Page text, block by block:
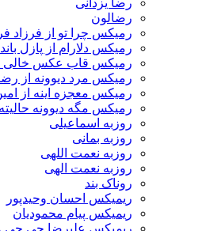
رضا یزدانی
رضالون
رمیکس چرا تو از فرزاد
رمیکس دلارام از پازل
رمیکس قاب عکس خالی
رمیکس مرد دیوونه از
رمیکس معجزه اینه از
رمیکس مگه دیوونه
روزبه اسماعیلی
روزبه بمانی
روزبه نعمت اللهی
روزبه نعمت الهی
روناک بند
ریمیکس احسان وحیدپور
ریمیکس پیام محمودیان